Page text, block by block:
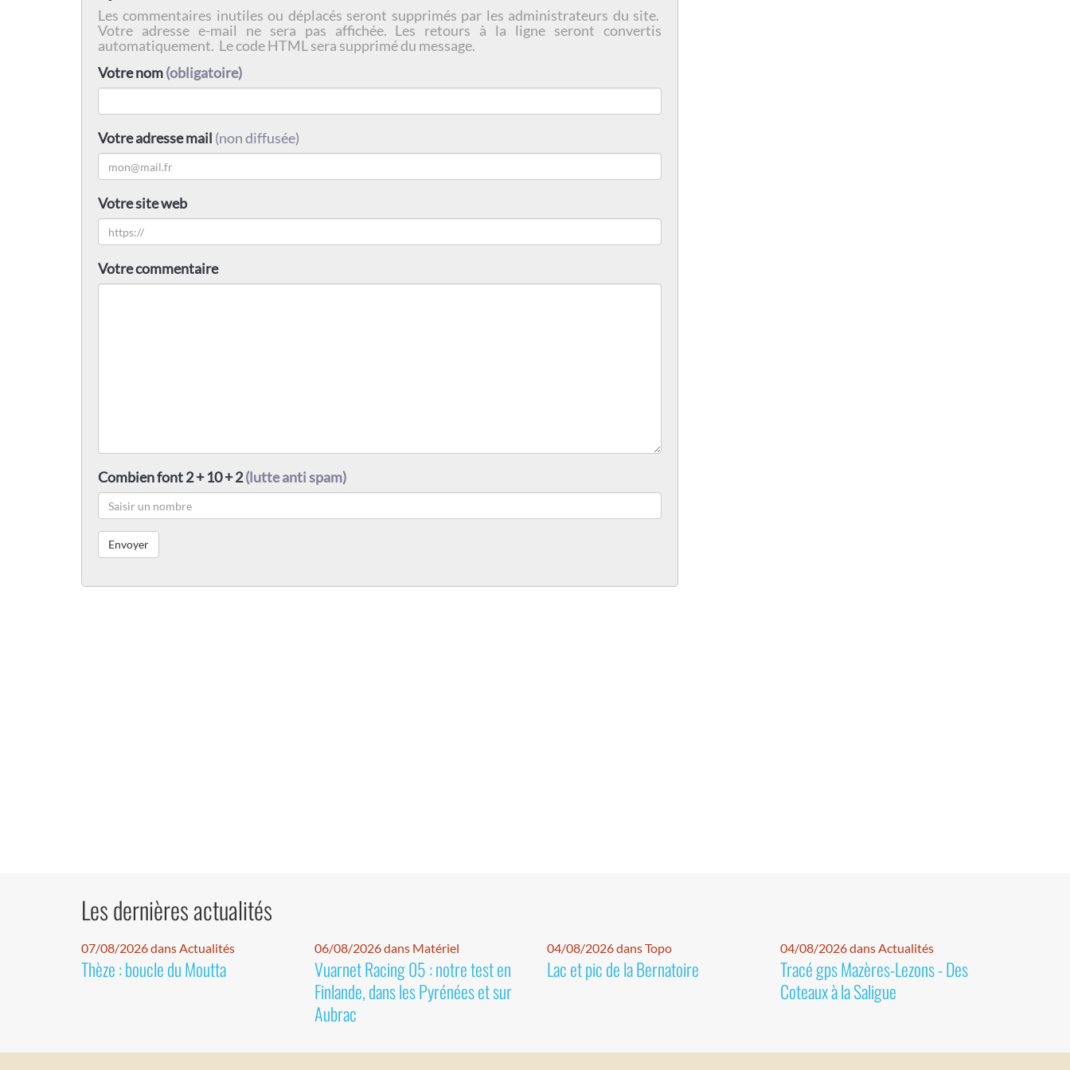
Les commentaires inutiles ou déplacés seront supprimés par les administrateurs du site.
Votre adresse e-mail ne sera pas affichée. Les retours à la ligne seront convertis
automatiquement. Le code HTML sera supprimé du message.
Votre nom(obligatoire)
Votre adresse mail (non diffusée)
Votre site web
Votre commentaire
Combien font 2 + 10 + 2(lutte anti spam)
Les dernières actualités
07/08/2026 dans Actualités
Thèze : boucle du Moutta
06/08/2026 dans Matériel
Vuarnet Racing 05 : notre test en
Finlande, dans les Pyrénées et sur
Aubrac
04/08/2026 dans Topo
Lac et pic de la Bernatoire
04/08/2026 dans Actualités
Tracé gps Mazères-Lezons - Des
Coteaux à la Saligue